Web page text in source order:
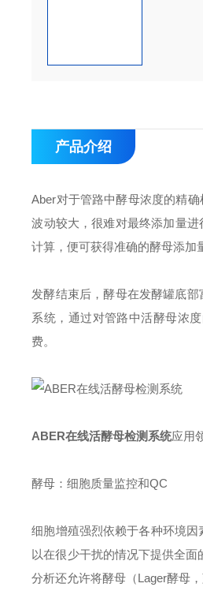
产品介绍
Aber对于管路中酵母浓度的精
波动较大，很难对最终添加量
计算，便可获得准确的酵母添加
发酵结束后，酵母在发酵罐底
系统，通过对管路中活酵母浓
费。
ABER在线活酵母检测系统应用
酵母：细胞质量监控和QC
细胞增殖强烈依赖于各种环境
以在很少干扰的情况下提供全
分析还允许将酵母（Lager酵母